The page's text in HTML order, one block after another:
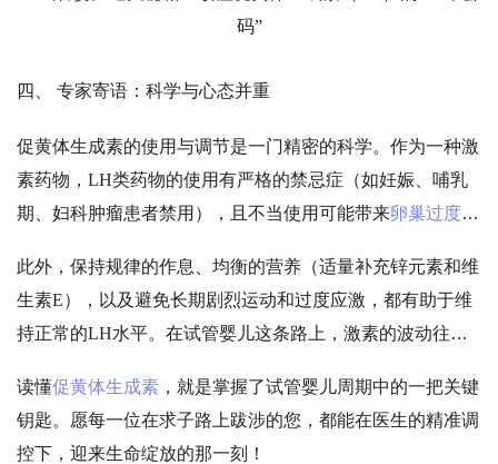
四、 专家寄语：科学与心态并重
促黄体生成素的使用与调节是一门精密的科学。作为一种激
素药物， LH类药物的使用有严格的禁忌症（如妊娠、哺乳
期、妇科肿瘤患者禁用），且不当使用可能带来卵巢过度刺
格遵从医嘱，切勿自行增减剂量，如出现腹胀、头痛或过敏
等不适，需及时就医。
此外，保持规律的作息、均衡的营养（适量补充锌元素和维
生素E），以及避免长期剧烈运动和过度应激，都有助于维
持正常的LH水平。在试管婴儿这条路上，激素的波动往往
都是医生为您量身定制的护航方案。
读懂促黄体生成素 ，就是掌握了试管婴儿周期中的一把关键
钥匙。愿每一位在求子路上跋涉的您，都能在医生的精准调
控下，迎来生命绽放的那一刻！